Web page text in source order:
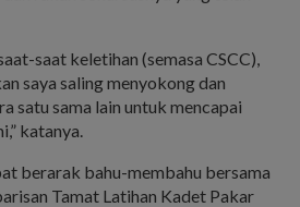
saat keletihan (semasa CSCC),
saya saling menyokong dan
satu sama lain untuk mencapai
katanya.
berarak bahu-membahu bersama
Tamat Latihan Kadet Pakar